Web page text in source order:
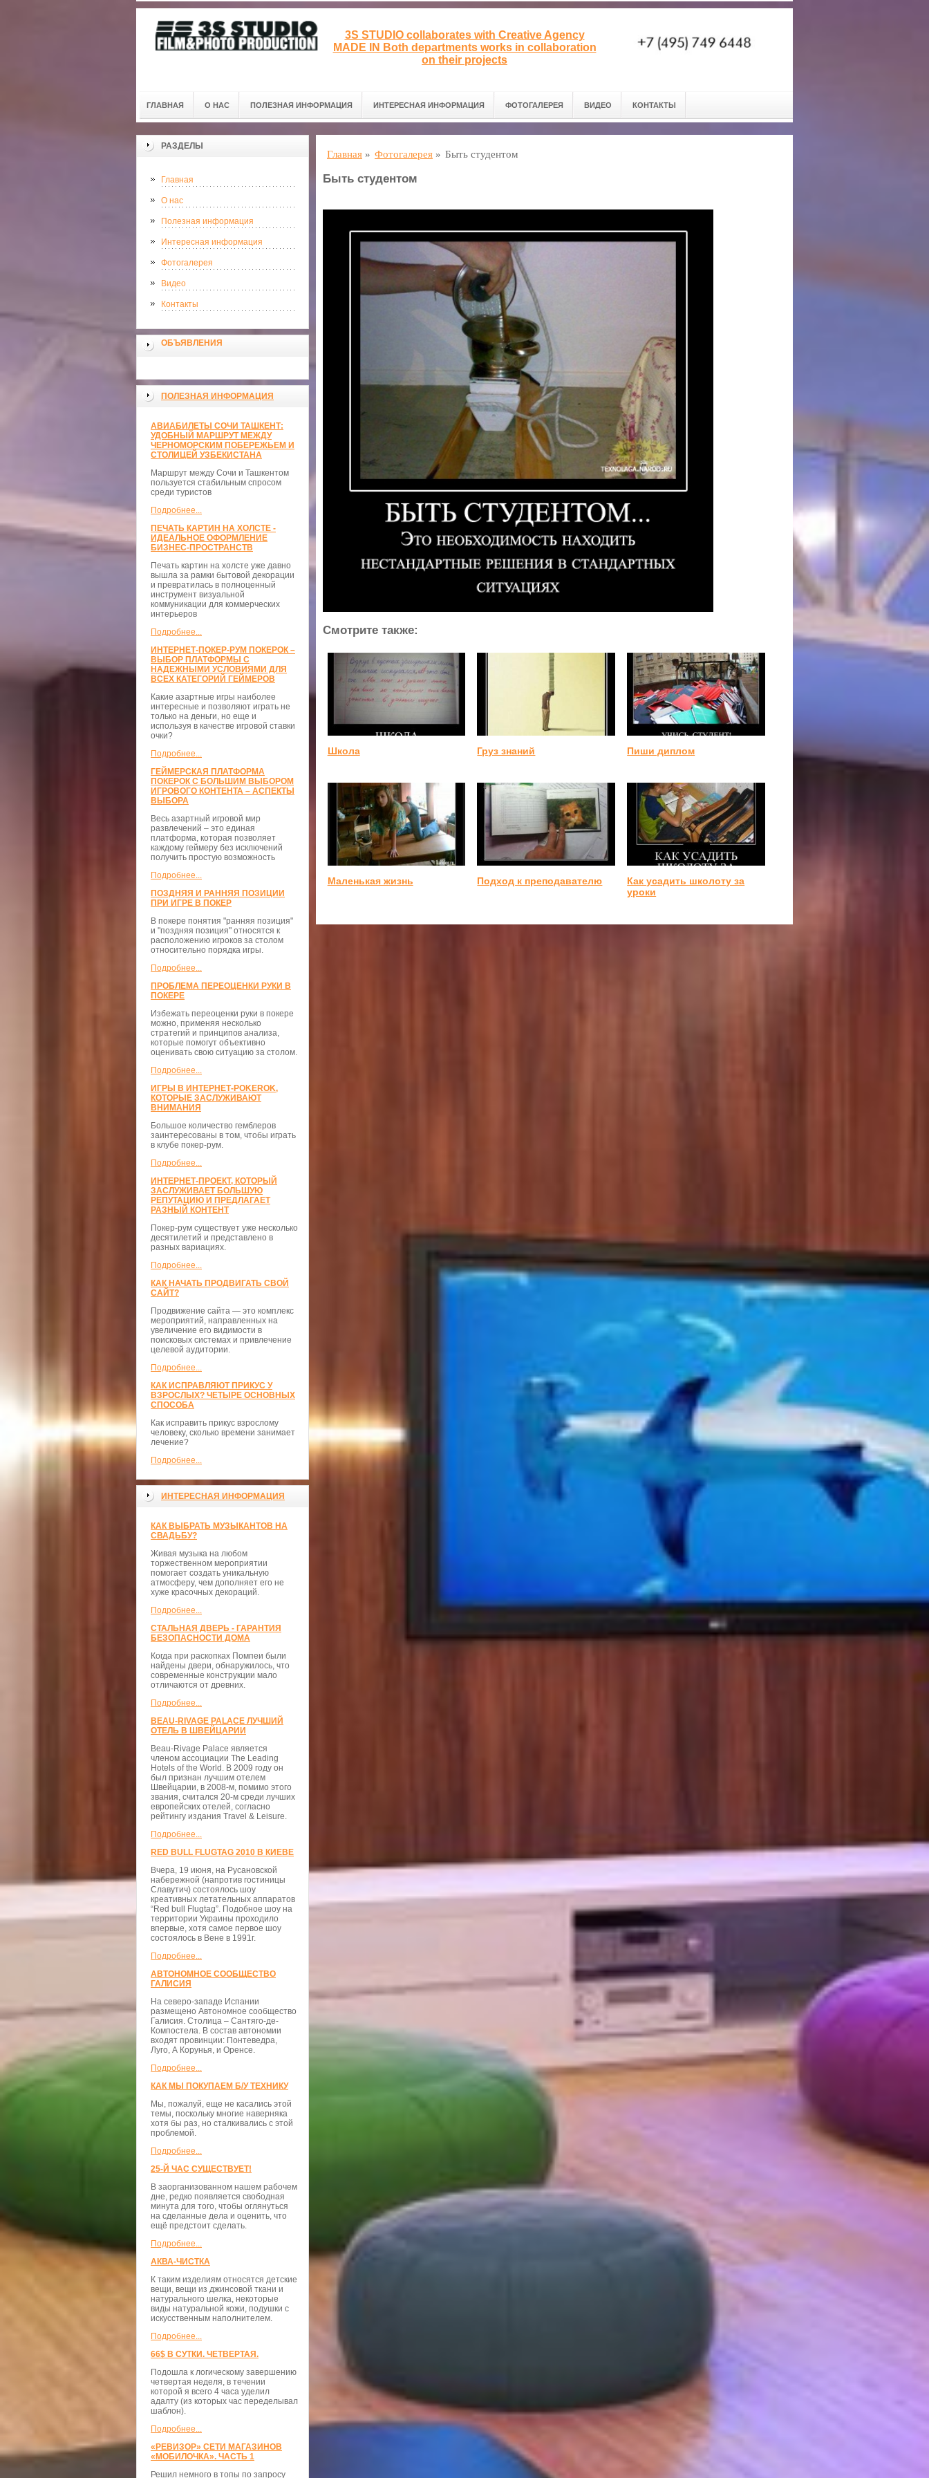
3S STUDIO collaborates with Creative Agency
MADE IN Both departments works in collaboration
on their projects
ГЛАВНАЯ О НАС ПОЛЕЗНАЯ ИНФОРМАЦИЯ ИНТЕРЕСНАЯ ИНФОРМАЦИЯ ФОТОГАЛЕРЕЯ ВИДЕО КОНТАКТЫ
РАЗДЕЛЫ
Главная
О нас
Полезная информация
Интересная информация
Фотогалерея
Видео
Контакты
ОБЪЯВЛЕНИЯ
ПОЛЕЗНАЯ ИНФОРМАЦИЯ
АВИАБИЛЕТЫ СОЧИ ТАШКЕНТ:
УДОБНЫЙ МАРШРУТ МЕЖДУ
ЧЕРНОМОРСКИМ ПОБЕРЕЖЬЕМ И
СТОЛИЦЕЙ УЗБЕКИСТАНА
Маршрут между Сочи и Ташкентом
пользуется стабильным спросом
среди туристов
Подробнее...
ПЕЧАТЬ КАРТИН НА ХОЛСТЕ -
ИДЕАЛЬНОЕ ОФОРМЛЕНИЕ
БИЗНЕС-ПРОСТРАНСТВ
Печать картин на холсте уже давно
вышла за рамки бытовой декорации
и превратилась в полноценный
инструмент визуальной
коммуникации для коммерческих
интерьеров
Подробнее...
ИНТЕРНЕТ-ПОКЕР-РУМ ПОКЕРОК –
ВЫБОР ПЛАТФОРМЫ С
НАДЕЖНЫМИ УСЛОВИЯМИ ДЛЯ
ВСЕХ КАТЕГОРИЙ ГЕЙМЕРОВ
Какие азартные игры наиболее
интересные и позволяют играть не
только на деньги, но еще и
используя в качестве игровой ставки
очки?
Подробнее...
ГЕЙМЕРСКАЯ ПЛАТФОРМА
ПОКЕРОК С БОЛЬШИМ ВЫБОРОМ
ИГРОВОГО КОНТЕНТА – АСПЕКТЫ
ВЫБОРА
Весь азартный игровой мир
развлечений – это единая
платформа, которая позволяет
каждому геймеру без исключений
получить простую возможность
Подробнее...
ПОЗДНЯЯ И РАННЯЯ ПОЗИЦИИ
ПРИ ИГРЕ В ПОКЕР
В покере понятия "ранняя позиция"
и "поздняя позиция" относятся к
расположению игроков за столом
относительно порядка игры.
Подробнее...
ПРОБЛЕМА ПЕРЕОЦЕНКИ РУКИ В
ПОКЕРЕ
Избежать переоценки руки в покере
можно, применяя несколько
стратегий и принципов анализа,
которые помогут объективно
оценивать свою ситуацию за столом.
Подробнее...
ИГРЫ В ИНТЕРНЕТ-POKEROK,
КОТОРЫЕ ЗАСЛУЖИВАЮТ
ВНИМАНИЯ
Большое количество гемблеров
заинтересованы в том, чтобы играть
в клубе покер-рум.
Подробнее...
ИНТЕРНЕТ-ПРОЕКТ, КОТОРЫЙ
ЗАСЛУЖИВАЕТ БОЛЬШУЮ
РЕПУТАЦИЮ И ПРЕДЛАГАЕТ
РАЗНЫЙ КОНТЕНТ
Покер-рум существует уже несколько
десятилетий и представлено в
разных вариациях.
Подробнее...
КАК НАЧАТЬ ПРОДВИГАТЬ СВОЙ
САЙТ?
Продвижение сайта — это комплекс
мероприятий, направленных на
увеличение его видимости в
поисковых системах и привлечение
целевой аудитории.
Подробнее...
КАК ИСПРАВЛЯЮТ ПРИКУС У
ВЗРОСЛЫХ? ЧЕТЫРЕ ОСНОВНЫХ
СПОСОБА
Как исправить прикус взрослому
человеку, сколько времени занимает
лечение?
Подробнее...
ИНТЕРЕСНАЯ ИНФОРМАЦИЯ
КАК ВЫБРАТЬ МУЗЫКАНТОВ НА
СВАДЬБУ?
Живая музыка на любом
торжественном мероприятии
помогает создать уникальную
атмосферу, чем дополняет его не
хуже красочных декораций.
Подробнее...
СТАЛЬНАЯ ДВЕРЬ - ГАРАНТИЯ
БЕЗОПАСНОСТИ ДОМА
Когда при раскопках Помпеи были
найдены двери, обнаружилось, что
современные конструкции мало
отличаются от древних.
Подробнее...
BEAU-RIVAGE PALACE ЛУЧШИЙ
ОТЕЛЬ В ШВЕЙЦАРИИ
Beau-Rivage Palace является
членом ассоциации The Leading
Hotels of the World. В 2009 году он
был признан лучшим отелем
Швейцарии, в 2008-м, помимо этого
звания, считался 20-м среди лучших
европейских отелей, согласно
рейтингу издания Travel & Leisure.
Подробнее...
RED BULL FLUGTAG 2010 В КИЕВЕ
Вчера, 19 июня, на Русановской
набережной (напротив гостиницы
Славутич) состоялось шоу
креативных летательных аппаратов
“Red bull Flugtag”. Подобное шоу на
территории Украины проходило
впервые, хотя самое первое шоу
состоялось в Вене в 1991г.
Подробнее...
АВТОНОМНОЕ СООБЩЕСТВО
ГАЛИСИЯ
На северо-западе Испании
размещено Автономное сообщество
Галисия. Столица – Сантяго-де-
Компостела. В состав автономии
входят провинции: Понтеведра,
Луго, А Корунья, и Оренсе.
Подробнее...
КАК МЫ ПОКУПАЕМ Б/У ТЕХНИКУ
Мы, пожалуй, еще не касались этой
темы, поскольку многие наверняка
хотя бы раз, но сталкивались с этой
проблемой.
Подробнее...
25-Й ЧАС СУЩЕСТВУЕТ!
В заорганизованном нашем рабочем
дне, редко появляется свободная
минута для того, чтобы оглянуться
на сделанные дела и оценить, что
ещё предстоит сделать.
Подробнее...
АКВА-ЧИСТКА
К таким изделиям относятся детские
вещи, вещи из джинсовой ткани и
натурального шелка, некоторые
виды натуральной кожи, подушки с
искусственным наполнителем.
Подробнее...
66$ В СУТКИ. ЧЕТВЕРТАЯ.
Подошла к логическому завершению
четвертая неделя, в течении
которой я всего 4 часа уделил
адалту (из которых час переделывал
шаблон).
Подробнее...
«РЕВИЗОР» СЕТИ МАГАЗИНОВ
«МОБИЛОЧКА». ЧАСТЬ 1
Решил немного в топы по запросу
Главная » Фотогалерея » Быть студентом
Быть студентом
Смотрите также:
Школа Груз знаний Пиши диплом
Маленькая жизнь Подход к преподавателю
Как усадить школоту за
уроки